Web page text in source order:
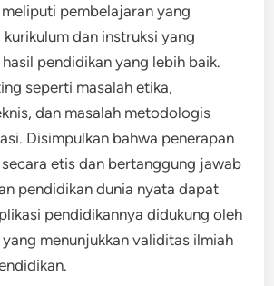
pembelajaran yang
dan instruksi yang
pendidikan yang lebih baik.
seperti masalah etika,
dan masalah metodologis
Disimpulkan bahwa penerapan
etis dan bertanggung jawab
pendidikan dunia nyata dapat
pendidikannya didukung oleh
menunjukkan validitas ilmiah